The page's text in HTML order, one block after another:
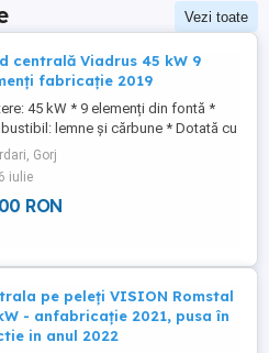
Vezi toate
centrală Viadrus 45 kW 9
fabricație 2019
45 kW * 9 elemenți din fontă *
lemne și cărbune * Dotată cu
electronic și ventilator de tiraj *
2019 * Stare foarte bună,
funcțională, fără fisuri sau
Se poate vedea în funcțiune și
Gorj
iulie
RON
pe peleți VISION Romstal
- anfabricație 2021, pusa în
in anul 2022